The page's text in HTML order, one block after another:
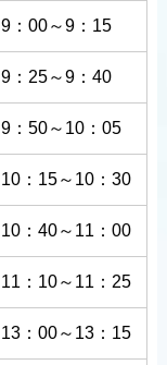
9：00～9：15
9：25～9：40
9：50～10：05
10：15～10：30
10：40～11：00
11：10～11：25
13：00～13：15